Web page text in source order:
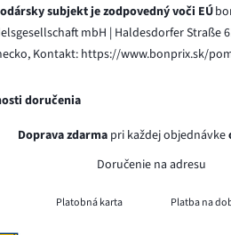
subjekt je zodpovedný voči EÚ
mbH | Haldesdorfer Straße
Kontakt: https://www.bonprix.sk/
doručenia
Doprava zdarmapri každej objednávke
Doručenie na adresu
Platobná karta Platba na